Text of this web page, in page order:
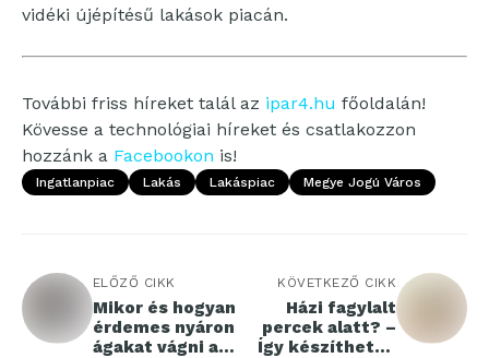
vidéki újépítésű lakások piacán.
További friss híreket talál az ipar4.hu főoldalán!
Kövesse a technológiai híreket és csatlakozzon
hozzánk a Facebookon is!
Ingatlanpiac Lakás Lakáspiac Megye Jogú Város
ELŐZŐ CIKK
Mikor és hogyan
érdemes nyáron
ágakat vágni a
KÖVETKEZŐ CIKK
Házi fagylalt
percek alatt? –
Így készítheted